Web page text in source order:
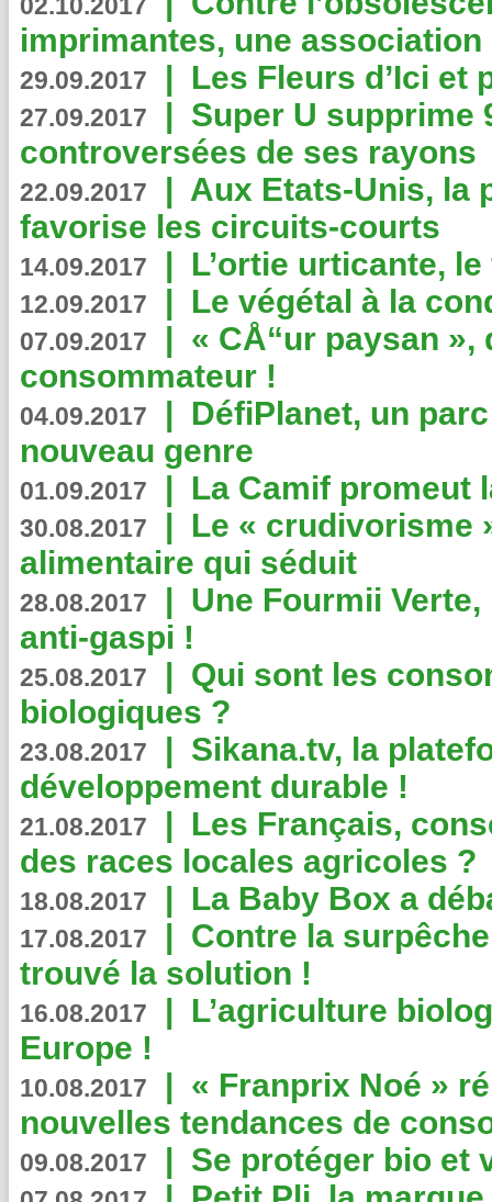
imprimantes, une
29.09.2017 | Les Fleurs d’Ici et
27.09.2017 | Super U supprime
controversées de ses rayons
22.09.2017 | Aux Etats-Unis, la
favorise les circuits-courts
14.09.2017 | L’ortie urticante,
12.09.2017 | Le végétal à la
07.09.2017 | « CÅ“ur paysan
consommateur !
04.09.2017 | DéfiPlanet, un
nouveau genre
01.09.2017 | La Camif promeut
30.08.2017 | Le « crudivorisme
alimentaire qui séduit
28.08.2017 | Une Fourmii
anti-gaspi !
25.08.2017 | Qui sont les
biologiques ?
23.08.2017 | Sikana.tv, la
développement durable !
21.08.2017 | Les Français,
des races locales agricoles ?
18.08.2017 | La Baby Box a
17.08.2017 | Contre la
trouvé la solution !
16.08.2017 | L’agriculture
Europe !
10.08.2017 | « Franprix Noé »
nouvelles tendances de
09.08.2017 | Se protéger bio et